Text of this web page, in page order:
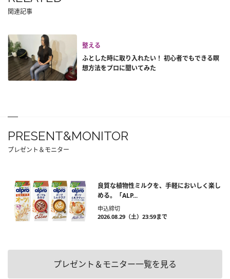
関連記事
整える
ふとした時に取り入れたい！ 初心者でもできる瞑
想方法をプロに聞いてみた
PRESENT&MONITOR
プレゼント＆モニター
良質な植物性ミルクを、手軽においしく楽し
める。「ALP...
申込締切
2026.08.29（土）23:59まで
プレゼント＆モニター一覧を見る